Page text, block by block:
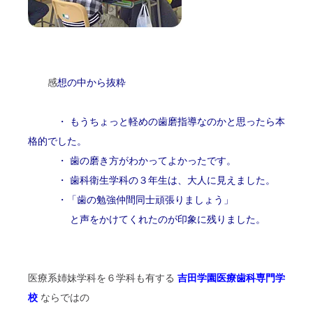
感想の中から抜粋
・ もうちょっと軽めの歯磨指導なのかと思ったら本
格的でした。
・ 歯の磨き方がわかってよかったです。
・ 歯科衛生学科の３年生は、大人に見えました。
・「歯の勉強仲間同士頑張りましょう」
と声をかけてくれたのが印象に残りました。
医療系姉妹学科を６学科も有する 吉田学園医療歯科専門学
校 ならではの